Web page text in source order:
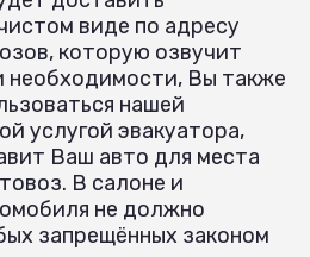
виде по адресу
которую озвучит
необходимости, Вы также
нашей
услугой эвакуатора,
Ваш авто для места
В салоне и
не должно
запрещённых законом